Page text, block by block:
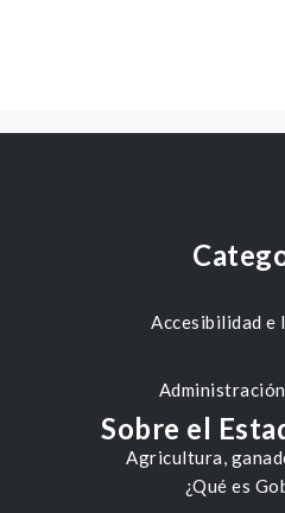
Accesibilidad e
Agricultura,
Sobre el
¿Qué es